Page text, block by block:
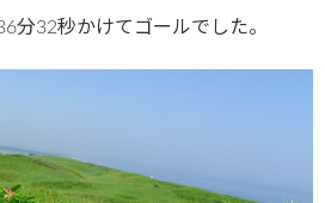
分32秒かけてゴールでした。